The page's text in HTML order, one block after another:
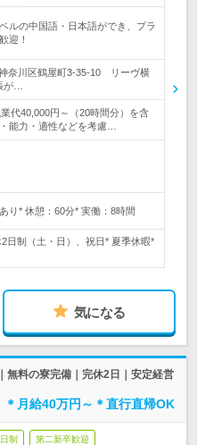
ルの中国語・日本語ができ、プラ
迎！
奈川区鶴屋町3-35-10 リーヴ横
が…
代40,000円～（20時間分）を含
力・適性などを考慮…
り* 休憩：60分* 実働：8時間
2日制（土・日）、祝日* 夏季休暇*
気になる
無料の寮完備｜完休2日｜安定経営
月給40万円～＊直行直帰OK
制 第二新卒歓迎